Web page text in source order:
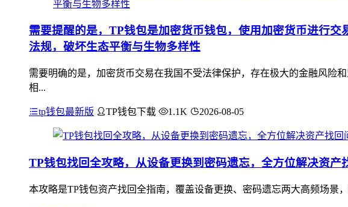
需要提醒的是，TP钱包是加密货币钱包，使用加密货币进行
法规，破坏生态平衡与生物多样性
需要明确的是，加密货币交易在我国不受法律保护，存在极大的金融风险
相...
tp钱包最新版 TP钱包下载 1.1K 2026-08-05
TP钱包找回全攻略，从设备更换到密码遗忘，全方位解决资产
本攻略是TP钱包资产找回全指南，覆盖设备更换、密码遗忘两大高频场